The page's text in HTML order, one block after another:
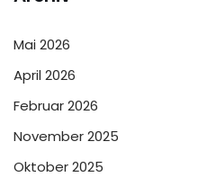
Mai 2026
April 2026
Februar 2026
November 2025
Oktober 2025